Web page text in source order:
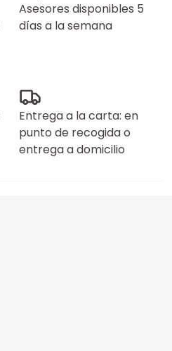
Asesores disponibles 5
días a la semana
Entrega a la carta: en
punto de recogida o
entrega a domicilio